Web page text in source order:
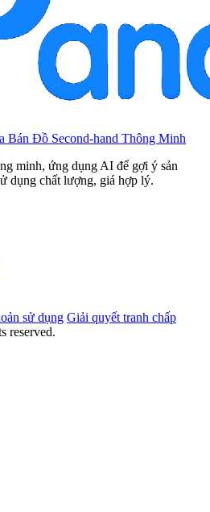
Bán Đồ Second-hand Thông Minh
minh, ứng dụng AI để gợi ý sản
dụng chất lượng, giá hợp lý.
sử dụng Giải quyết tranh chấp
reserved.